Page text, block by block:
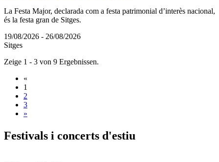
La Festa Major, declarada com a festa patrimonial d’interès nacional,
és la festa gran de Sitges.
19/08/2026 - 26/08/2026
Sitges
Zeige 1 - 3 von 9 Ergebnissen.
«
1
2
3
»
Festivals i concerts d'estiu